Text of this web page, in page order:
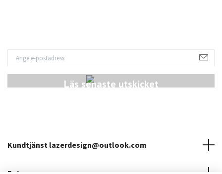
Läs senaste utskicket
Kundtjänst lazerdesign@outlook.com